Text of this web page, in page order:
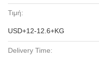
Τιμή:
USD+12-12.6+KG
Delivery Time: